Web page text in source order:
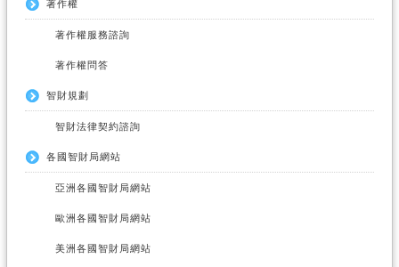
著作權
著作權服務諮詢
著作權問答
智財規劃
智財法律契約諮詢
各國智財局網站
亞洲各國智財局網站
歐洲各國智財局網站
美洲各國智財局網站